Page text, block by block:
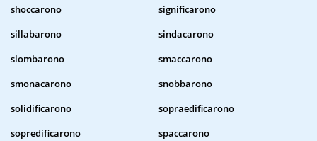
shoccarono
significarono
sillabarono
sindacarono
slombarono
smaccarono
smonacarono
snobbarono
solidificarono
sopraedificarono
sopredificarono
spaccarono